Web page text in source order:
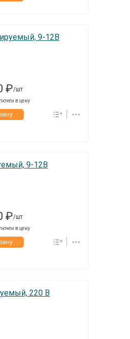
9-12В
₽/шт
в цену
9-12В
₽/шт
в цену
220 В